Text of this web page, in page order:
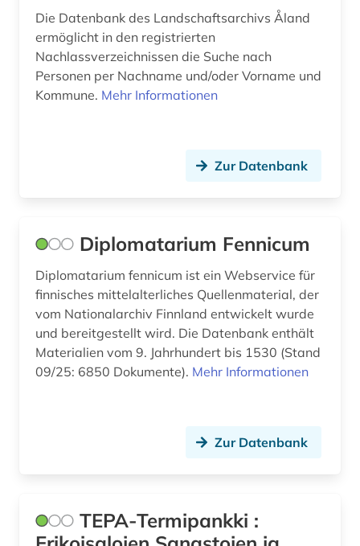
Die Datenbank des Landschaftsarchivs Åland
ermöglicht in den registrierten
Nachlassverzeichnissen die Suche nach
Personen per Nachname und/oder Vorname und
Kommune. Mehr Informationen
Zur Datenbank
Diplomatarium Fennicum
Diplomatarium fennicum ist ein Webservice für
finnisches mittelalterliches Quellenmaterial, der
vom Nationalarchiv Finnland entwickelt wurde
und bereitgestellt wird. Die Datenbank enthält
Materialien vom 9. Jahrhundert bis 1530 (Stand
09/25: 6850 Dokumente). Mehr Informationen
Zur Datenbank
TEPA-Termipankki :